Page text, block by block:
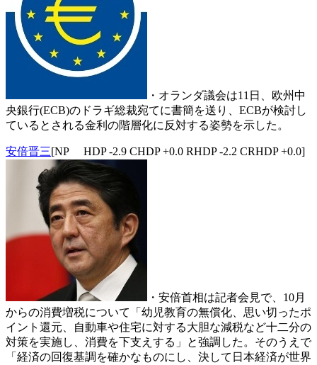
・オランダ議会は11日、欧州中
央銀行(ECB)のドラギ総裁宛てに書簡を送り、ECBが検討し
ているとされる金利の階層化に反対する姿勢を示した。
安倍晋三[NP HDP -2.9 CHDP +0.0 RHDP -2.2 CRHDP +0.0]
・安倍首相は記者会見で、10月
からの消費増税について「幼児教育の無償化、思い切ったポ
イント還元、自動車や住宅に対する大胆な減税など十二分の
対策を実施し、消費を下支えする」と強調した。そのうえで
「経済の回復基調を確かなものにし、決して日本経済が世界